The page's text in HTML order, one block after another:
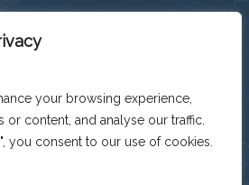
your browsing experience,
or content, and analyse our traffic.
you consent to our use of cookies.
Programme with a total financing of
EUR 2.242.131,50.
platform are the sole responsibility of
and can under no circumstances
the position of the European Union